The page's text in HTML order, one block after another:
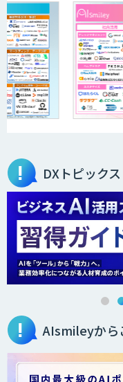
AI
「
サ
ロ
生
DXトピックス
AIsmileyから